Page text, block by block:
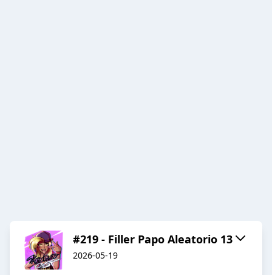
#219 - Filler Papo Aleatorio 13
2026-05-19